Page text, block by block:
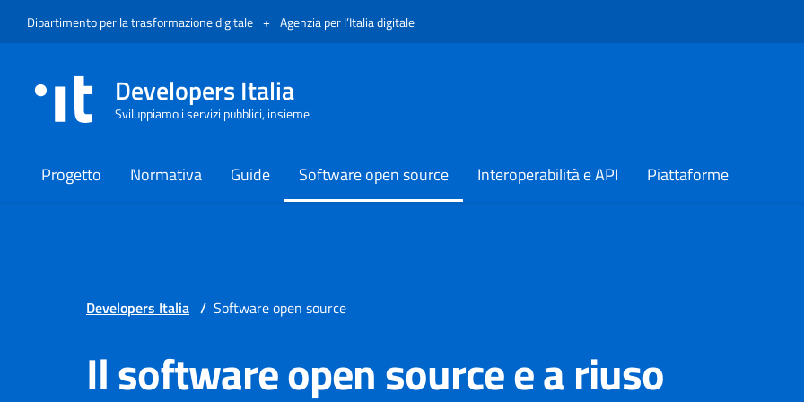
Dipartimento per la trasformazione digitale Apre in un nuovo tab
+ Agenzia per l’Italia digitaleApre in un nuovo tab
Developers Italia
Sviluppiamo i servizi pubblici, insieme
Progetto Normativa Guide Software open source Interoperabilità e API Piattaforme
Developers Italia / Software open source
Il software open source e a riuso